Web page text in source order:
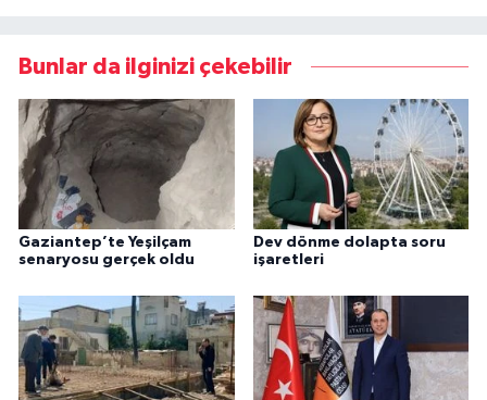
Bunlar da ilginizi çekebilir
Gaziantep’te Yeşilçam
senaryosu gerçek oldu
Dev dönme dolapta soru
işaretleri